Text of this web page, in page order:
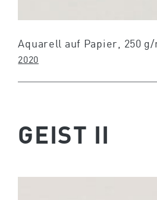
Aquarell auf Papier, 250 g/
2020
GEIST II